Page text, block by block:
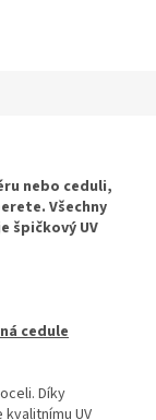
nebo ceduli,
Všechny
špičkový UV
cedule
Díky
UV